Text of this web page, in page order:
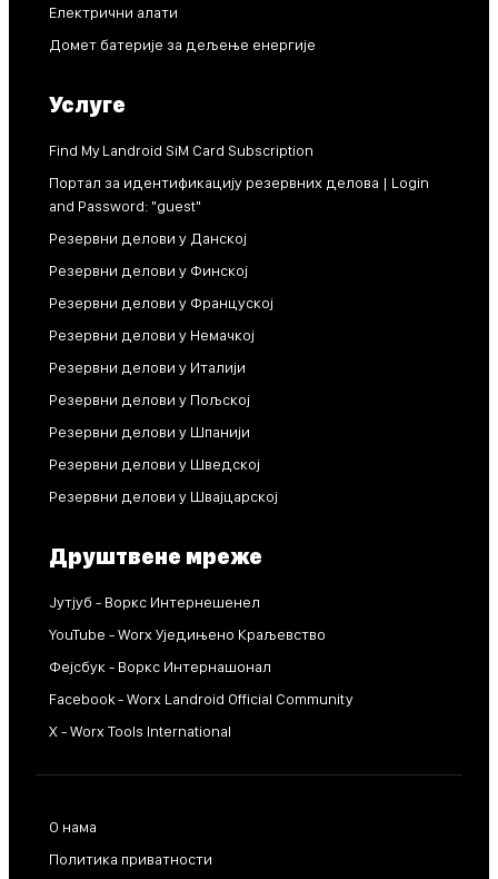
Електрични алати
Домет батерије за дељење енергије
Услуге
Find My Landroid SiM Card Subscription
Портал за идентификацију резервних делова | Login
and Password: "guest"
Резервни делови у Данској
Резервни делови у Финској
Резервни делови у Француској
Резервни делови у Немачкој
Резервни делови у Италији
Резервни делови у Пољској
Резервни делови у Шпанији
Резервни делови у Шведској
Резервни делови у Швајцарској
Друштвене мреже
Јутјуб - Воркс Интернешенел
YouTube - Worx Уједињено Краљевство
Фејсбук - Воркс Интернашонал
Facebook - Worx Landroid Official Community
X - Worx Tools International
О нама
Политика приватности